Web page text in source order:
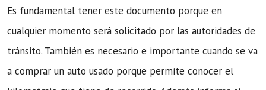
Es fundamental tener este documento porque en
cualquier momento será solicitado por las autoridades de
tránsito. También es necesario e importante cuando se va
a comprar un auto usado porque permite conocer el